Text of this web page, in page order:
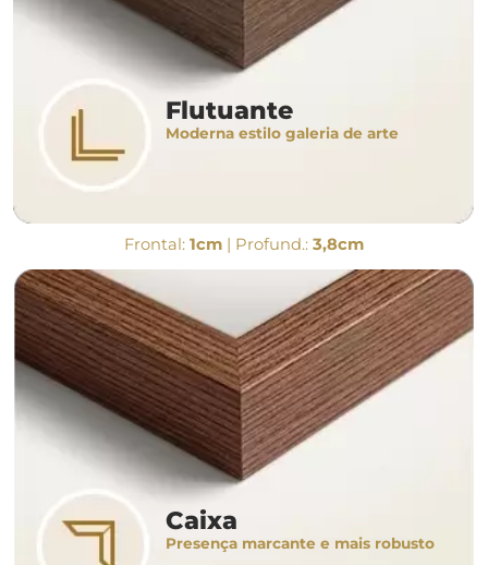
Flutuante
Moderna estilo galeria de arte
Frontal: 1cm | Profund.: 3,8cm
Caixa
Presença marcante e mais robusto